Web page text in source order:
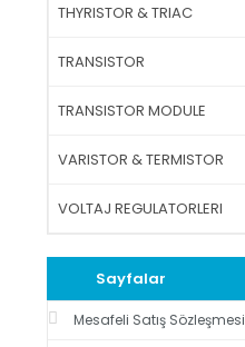
THYRISTOR & TRIAC
TRANSISTOR
TRANSISTOR MODULE
VARISTOR & TERMISTOR
VOLTAJ REGULATORLERI
Sayfalar
Mesafeli Satış Sözleşmesi